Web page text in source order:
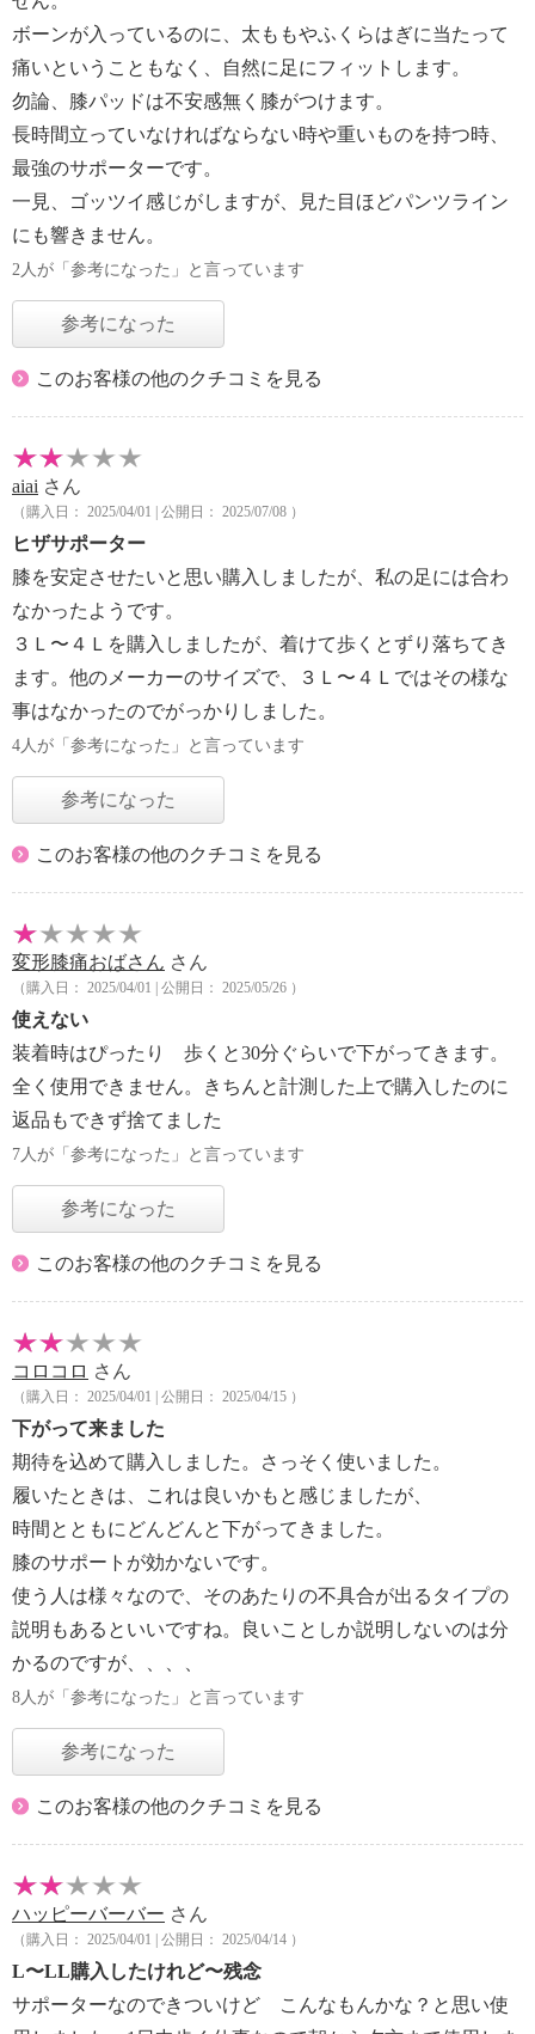
ボーンが入っているのに、太ももやふくらはぎに当たって
痛いということもなく、自然に足にフィットします。
勿論、膝パッドは不安感無く膝がつけます。
長時間立っていなければならない時や重いものを持つ時、
最強のサポーターです。
一見、ゴッツイ感じがしますが、見た目ほどパンツライン
にも響きません。
2人が「参考になった」と言っています
参考になった
このお客様の他のクチコミを見る
aiai さん
（購入日： 2025/04/01 | 公開日： 2025/07/08 ）
ヒザサポーター
膝を安定させたいと思い購入しましたが、私の足には合わ
なかったようです。
３Ｌ〜４Ｌを購入しましたが、着けて歩くとずり落ちてき
ます。他のメーカーのサイズで、３Ｌ〜４Ｌではその様な
事はなかったのでがっかりしました。
4人が「参考になった」と言っています
参考になった
このお客様の他のクチコミを見る
変形膝痛おばさん さん
（購入日： 2025/04/01 | 公開日： 2025/05/26 ）
使えない
装着時はぴったり 歩くと30分ぐらいで下がってきます。
全く使用できません。きちんと計測した上で購入したのに
返品もできず捨てました
7人が「参考になった」と言っています
参考になった
このお客様の他のクチコミを見る
コロコロ さん
（購入日： 2025/04/01 | 公開日： 2025/04/15 ）
下がって来ました
期待を込めて購入しました。さっそく使いました。
履いたときは、これは良いかもと感じましたが、
時間とともにどんどんと下がってきました。
膝のサポートが効かないです。
使う人は様々なので、そのあたりの不具合が出るタイプの
説明もあるといいですね。良いことしか説明しないのは分
かるのですが、、、、
8人が「参考になった」と言っています
参考になった
このお客様の他のクチコミを見る
ハッピーバーバー さん
（購入日： 2025/04/01 | 公開日： 2025/04/14 ）
L〜LL購入したけれど〜残念
サポーターなのできついけど こんなもんかな？と思い使